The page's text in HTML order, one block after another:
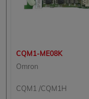
CQM1-ME08K
Omron
CQM1 /CQM1H